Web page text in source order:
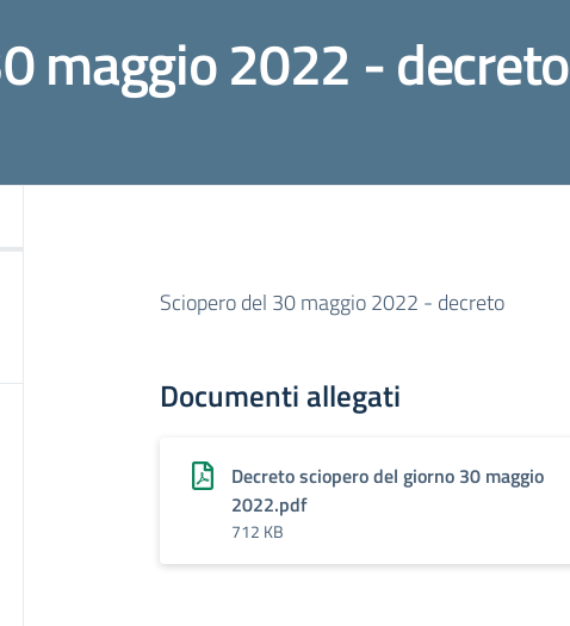
maggio 2022 - decreto
Sciopero del 30 maggio 2022 - decreto
Documenti allegati
Decreto sciopero del giorno 30 maggio
2022.pdf
712 KB